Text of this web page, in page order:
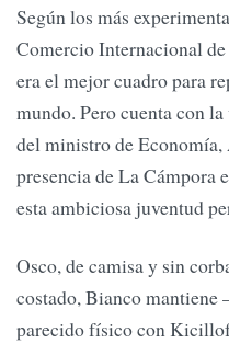
Según los más
Comercio Internacional
era el mejor cuadro para
mundo. Pero cuenta con
del ministro de
presencia de La Cámpora
esta ambiciosa juventud
Osco, de camisa y sin
costado, Bianco mantiene
parecido físico con